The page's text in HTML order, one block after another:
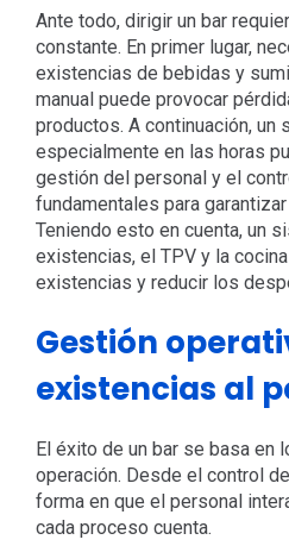
Ante todo, dirigir un bar
constante. En primer lugar,
existencias de bebidas y
manual puede provocar
productos. A continuación, un
especialmente en las horas
gestión del personal y el
fundamentales para
Teniendo esto en cuenta, un
existencias, el TPV y la
existencias y reducir los
Gestión
existencias al
El éxito de un bar se basa en
operación. Desde el control
forma en que el personal
cada proceso cuenta.